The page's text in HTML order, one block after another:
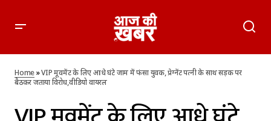
पर बैठकर जताया विरोध,वीडियो वायरल
Home»VIP मूवमेंट के लिए आधे घंटे जाम में फंसा युवक, प्रेग्नेंट पत्नी के साथ सड़क पर
बैठकर जताया विरोध,वीडियो वायरल